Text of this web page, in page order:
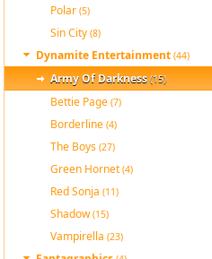
Polar(5)
Sin City(8)
Dynamite Entertainment(44)
Army Of Darkness(15)
Bettie Page(7)
Borderline(4)
The Boys(27)
Green Hornet(4)
Red Sonja(11)
Shadow(15)
Vampirella(23)